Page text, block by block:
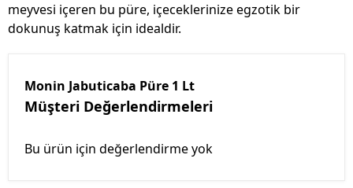
meyvesi içeren bu püre, içeceklerinize egzotik bir
dokunuş katmak için idealdir.
Monin Jabuticaba Püre 1 Lt
Müşteri Değerlendirmeleri
Bu ürün için değerlendirme yok